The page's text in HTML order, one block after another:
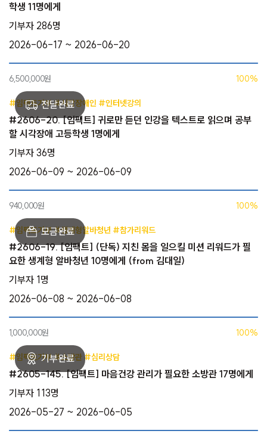
학생 11명에게
기부자 286명
2026-06-17 ~ 2026-06-20
6,500,000원 100%
#임팩트기부 #시각장애인 #인터넷강의
#2606-20. [임팩트] 귀로만 듣던 인강을 텍스트로 읽으며 공부
할 시각장애 고등학생 1명에게
기부자 36명
2026-06-09 ~ 2026-06-09
940,000원 100%
#임팩트기부 #생계형알바청년 #참가리워드
#2606-19. [임팩트] (단독) 지친 몸을 일으킬 미션 리워드가 필
요한 생계형 알바청년 10명에게 (from 김대일)
기부자 1명
2026-06-08 ~ 2026-06-08
1,000,000원 100%
#임팩트기부 #소방관 #심리상담
#2605-145. [임팩트] 마음건강 관리가 필요한 소방관 17명에게
기부자 113명
2026-05-27 ~ 2026-06-05